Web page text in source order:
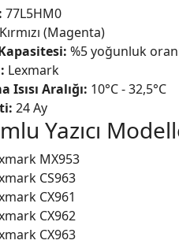
77L5HM0
Kırmızı (Magenta)
%5 yoğunluk
Lexmark
Isısı Aralığı: 10°C - 32,5°C
24 Ay
Yazıcı
MX953
CS963
CX961
CX962
CX963